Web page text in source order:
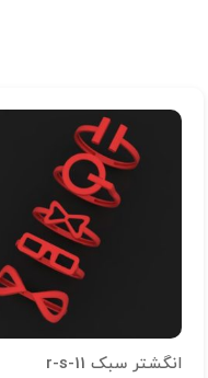
انگشتر سبک r-s-11